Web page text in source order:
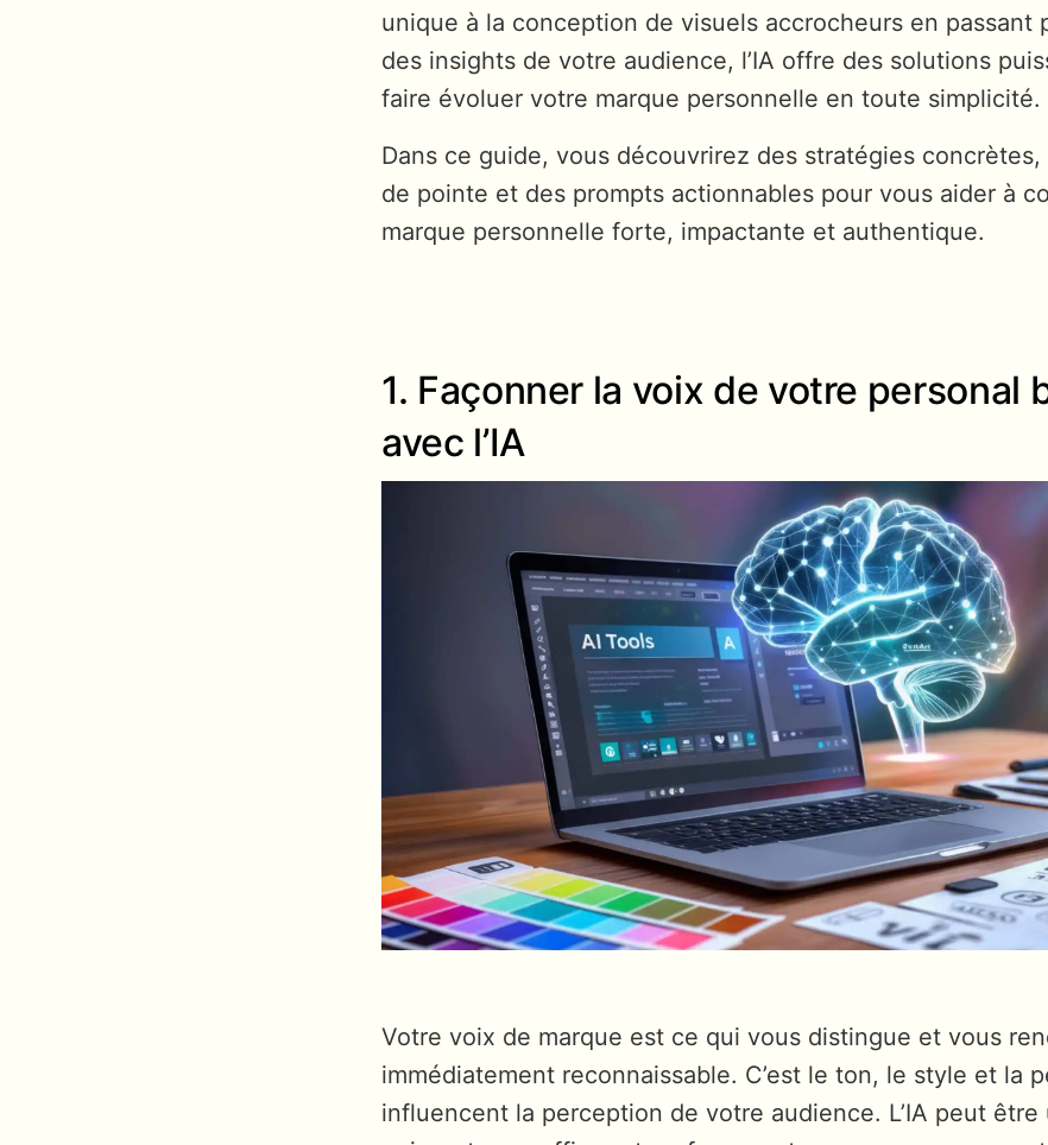
unique à la conception de visuels accrocheurs en passant
des insights de votre audience, l’IA offre des solutions
faire évoluer votre marque personnelle en toute simplicité.
Dans ce guide, vous découvrirez des stratégies concrètes,
de pointe et des prompts actionnables pour vous aider à
marque personnelle forte, impactante et authentique.
1. Façonner la voix de votre personal
avec l’IA
Votre voix de marque est ce qui vous distingue et vous
immédiatement reconnaissable. C’est le ton, le style et la
influencent la perception de votre audience. L’IA peut être